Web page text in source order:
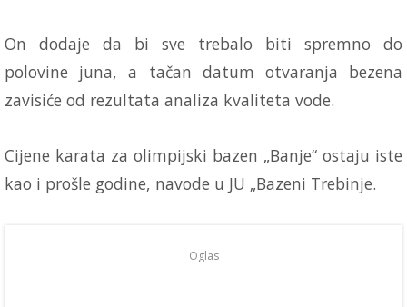
On dodaje da bi sve trebalo biti spremno do
polovine juna, a tačan datum otvaranja bezena
zavisiće od rezultata analiza kvaliteta vode.
Cijene karata za olimpijski bazen „Banje“ ostaju iste
kao i prošle godine, navode u JU „Bazeni Trebinje.
Oglas